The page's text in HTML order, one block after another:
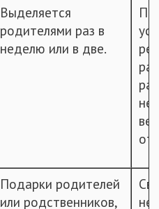
Выделяется
родителями раз в
неделю или в две.
Подарки родителей
или родственников,